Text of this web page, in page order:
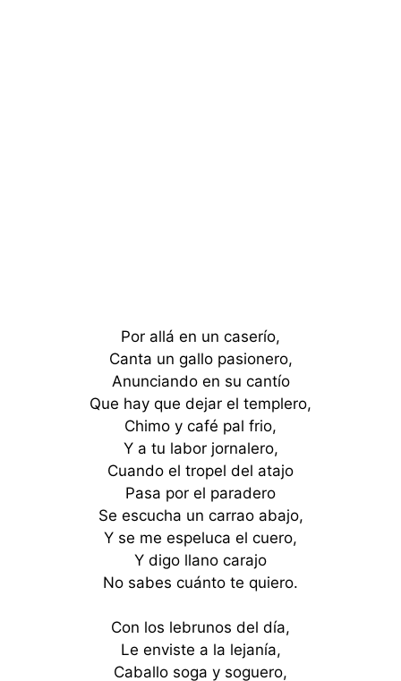
Por allá en un caserío,
Canta un gallo pasionero,
Anunciando en su cantío
Que hay que dejar el templero,
Chimo y café pal frio,
Y a tu labor jornalero,
Cuando el tropel del atajo
Pasa por el paradero
Se escucha un carrao abajo,
Y se me espeluca el cuero,
Y digo llano carajo
No sabes cuánto te quiero.
Con los lebrunos del día,
Le enviste a la lejanía,
Caballo soga y soguero,